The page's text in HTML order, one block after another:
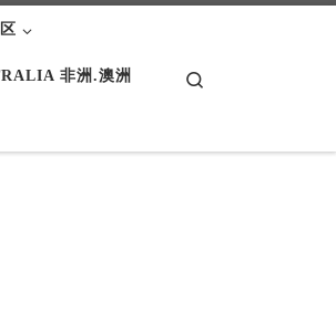
非洲.澳洲